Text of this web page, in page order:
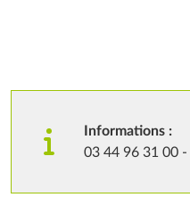
Informations :
03 44 96 31 00 -